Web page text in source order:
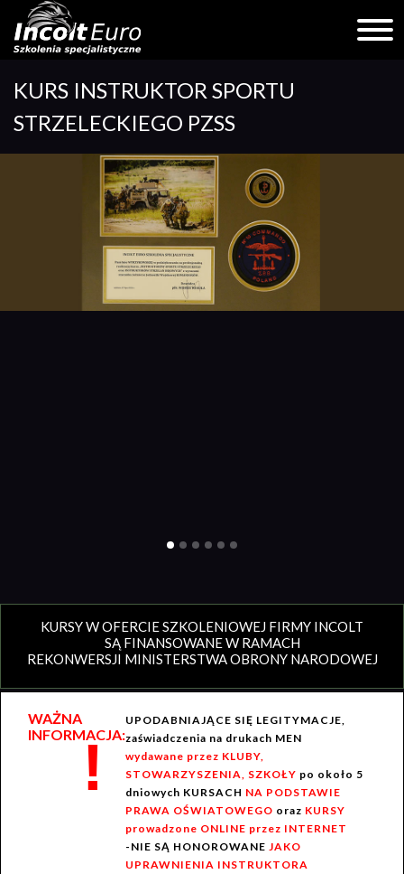
content
KURS INSTRUKTOR SPORTU
STRZELECKIEGO PZSS
KURSY W OFERCIE SZKOLENIOWEJ FIRMY INCOLT
SĄ FINANSOWANE W RAMACH
REKONWERSJI MINISTERSTWA OBRONY NARODOWEJ
WAŻNA
INFORMACJA:
!
UPODABNIAJĄCE SIĘ LEGITYMACJE,
zaświadczenia na drukach MEN
wydawane przez KLUBY,
STOWARZYSZENIA, SZKOŁY po około 5
dniowych KURSACH NA PODSTAWIE
PRAWA OŚWIATOWEGO oraz KURSY
prowadzone ONLINE przez INTERNET
-NIE SĄ HONOROWANE JAKO
UPRAWNIENIA INSTRUKTORA